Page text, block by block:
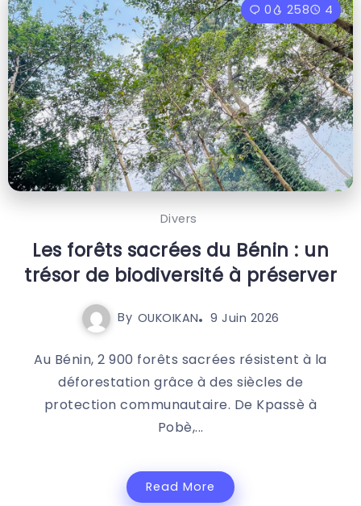
0 258 4
Divers
Les forêts sacrées du Bénin : un
trésor de biodiversité à préserver
By OUKOIKAN 9 Juin 2026
Au Bénin, 2 900 forêts sacrées résistent à la
déforestation grâce à des siècles de
protection communautaire. De Kpassè à
Pobè,...
Read More